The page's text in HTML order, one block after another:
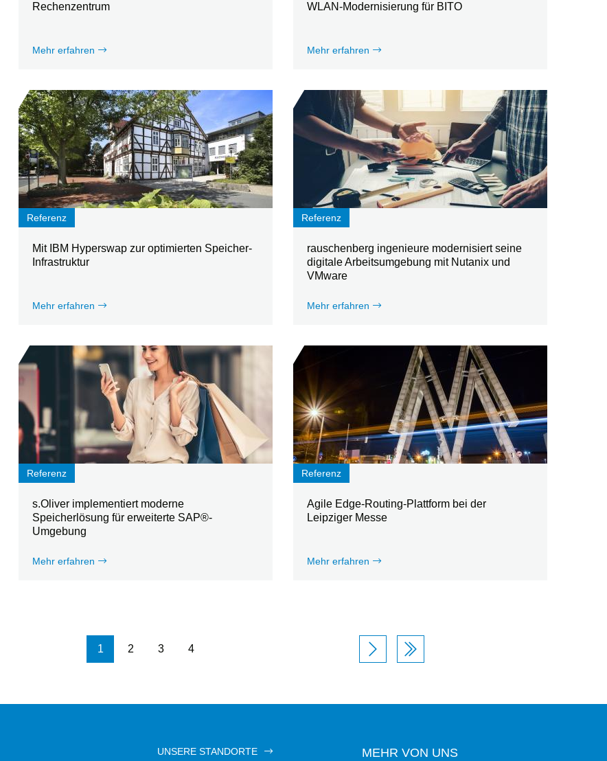
Rechenzentrum
Mehr erfahren
WLAN-Modernisierung für BITO
Mehr erfahren
Referenz
Mit IBM Hyperswap zur optimierten Speicher-
Infrastruktur
Mehr erfahren
Referenz
rauschenberg ingenieure modernisiert seine
digitale Arbeitsumgebung mit Nutanix und
VMware
Mehr erfahren
Referenz
s.Oliver implementiert moderne
Speicherlösung für erweiterte SAP®-
Umgebung
Mehr erfahren
Referenz
Agile Edge-Routing-Plattform bei der
Leipziger Messe
Mehr erfahren
Seitennummerierung
1 2 3 4
UNSERE STANDORTE MEHR VON UNS